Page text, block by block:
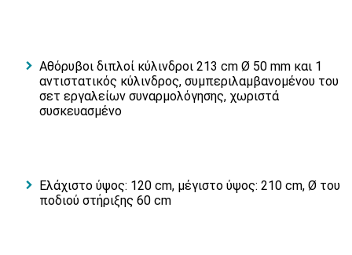
Αθόρυβοι διπλοί κύλινδροι 213 cm Ø 50 mm και 1
αντιστατικός κύλινδρος, συμπεριλαμβανομένου του
σετ εργαλείων συναρμολόγησης, χωριστά
συσκευασμένο
Eλάχιστο ύψος: 120 cm, μέγιστο ύψος: 210 cm, Ø του
ποδιού στήριξης 60 cm